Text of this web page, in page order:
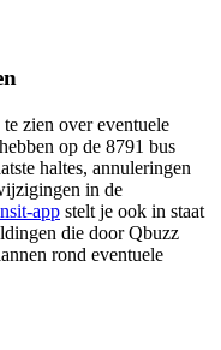
zien over eventuele
op de 8791 bus
haltes, annuleringen
in de
app stelt je ook in staat
die door Qbuzz
rond eventuele